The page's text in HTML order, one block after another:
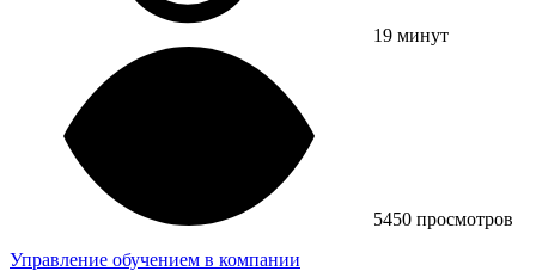
19 минут
5450 просмотров
Управление обучением в компании